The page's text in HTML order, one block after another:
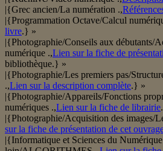
|{Grec ancien/La numération .,
|{Programmation Octave/Calcul
livre.} »
|{Photographie/Conseils aux débutants/
numérique .,Lien sur la fiche de
bibliothèque.} »
|{Photographie/Les premiers pas/
.,Lien sur la description complète.} »
|{Photographie/Appareils/Fonctions
numériques .,Lien sur la fiche de librairie
|{Photographie/Acquisition des images/
sur la fiche de présentation de cet
|{Informatique et Sciences du